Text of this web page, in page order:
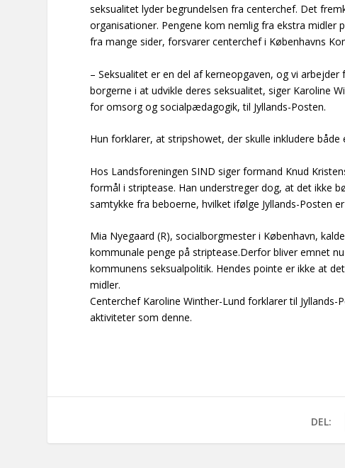
seksualitet lyder begrundelsen fra centerchef. Det
organisationer. Pengene kom nemlig fra ekstra midler
fra mange sider, forsvarer centerchef i Københavns
– Seksualitet er en del af kerneopgaven, og vi
borgerne i at udvikle deres seksualitet, siger Karoline
for omsorg og socialpædagogik, til Jyllands-Posten.
Hun forklarer, at stripshowet, der skulle inkludere
Hos Landsforeningen SIND siger formand Knud
formål i striptease. Han understreger dog, at det ikke
samtykke fra beboerne, hvilket ifølge Jyllands-Posten
Mia Nyegaard (R), socialborgmester i København,
kommunale penge på striptease.Derfor bliver emnet
kommunens seksualpolitik. Hendes pointe er ikke at
midler.
Centerchef Karoline Winther-Lund forklarer til
aktiviteter som denne.
DEL: